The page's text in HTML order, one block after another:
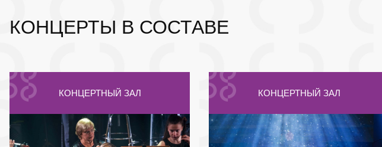
КОНЦЕРТЫ В СОСТАВЕ
КОНЦЕРТНЫЙ ЗАЛ КОНЦЕРТНЫЙ ЗАЛ